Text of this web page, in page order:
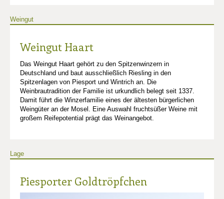
Weingut
Weingut Haart
Das Weingut Haart gehört zu den Spitzenwinzern in
Deutschland und baut ausschließlich Riesling in den
Spitzenlagen von Piesport und Wintrich an. Die
Weinbrautradition der Familie ist urkundlich belegt seit 1337.
Damit führt die Winzerfamilie eines der ältesten bürgerlichen
Weingüter an der Mosel. Eine Auswahl fruchtsüßer Weine mit
großem Reifepotential prägt das Weinangebot.
Lage
Piesporter Goldtröpfchen